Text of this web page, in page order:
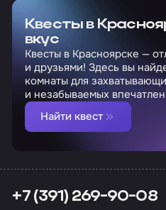
Квесты в
вкус
Квесты в Красноярске —
и друзьями! Здесь вы
комнаты для
и незабываемых
Найти квест
+7 (391) 269-90-08